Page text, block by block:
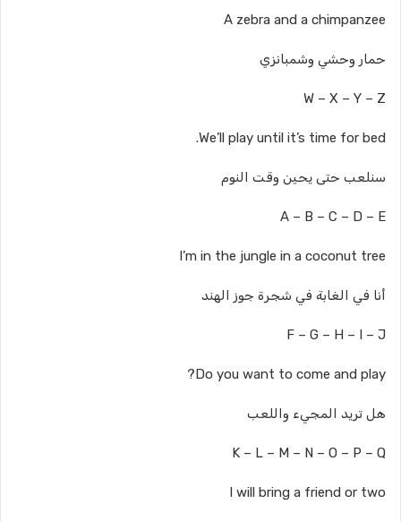
A zebra and a chimpanzee
حمار وحشي وشمبانزي
W – X – Y – Z
We’ll play until it’s time for bed.
سنلعب حتى يحين وقت النوم
A – B – C – D – E
I’m in the jungle in a coconut tree
أنا في الغابة في شجرة جوز الهند
F – G – H – I – J
Do you want to come and play?
هل تريد المجيء واللعب
K – L – M – N – O – P – Q
I will bring a friend or two